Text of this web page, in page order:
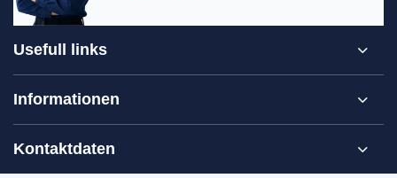
Usefull links
Informationen
Kontaktdaten